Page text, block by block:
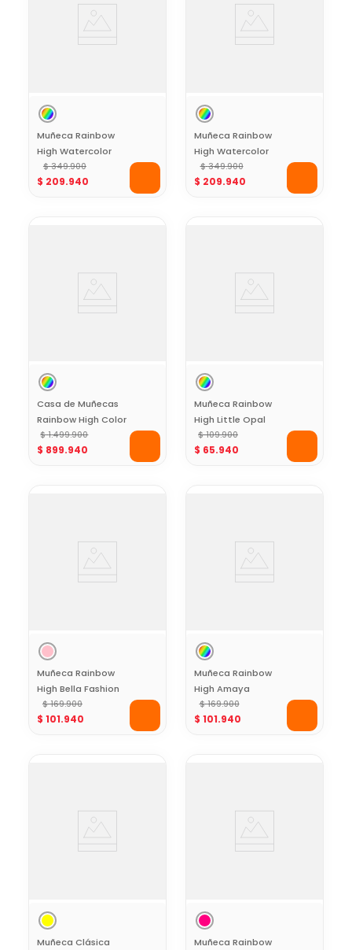
Muñeca Rainbow
High Watercolor
Crea y Diseña con
Acuarelas Ojos
$ 349.900
$ 209.940
Muñeca Rainbow
High Watercolor
Crea y Diseña con
Acuarelas Ojos
$ 349.900
$ 209.940
Casa de Muñecas
Rainbow High Color
and Create House 3
Niveles con
$ 1.499.900
$ 899.940
Muñeca Rainbow
High Little Opal
Multicolor Pastel
con Mascota y
$ 109.900
$ 65.940
Muñeca Rainbow
High Bella Fashion
con Vestido
Multicolor y
$ 169.900
$ 101.940
Muñeca Rainbow
High Amaya
Fashion con Outfit
Pastel, Bolso y
$ 169.900
$ 101.940
Muñeca Clásica Muñeca Rainbow